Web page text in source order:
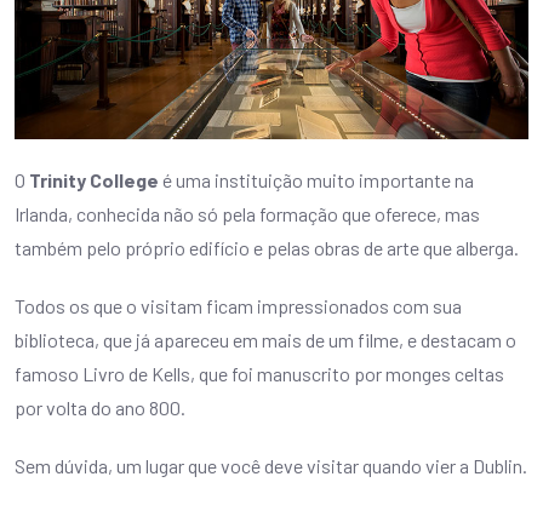
O Trinity College é uma instituição muito importante na
Irlanda, conhecida não só pela formação que oferece, mas
também pelo próprio edifício e pelas obras de arte que alberga.
Todos os que o visitam ficam impressionados com sua
biblioteca, que já apareceu em mais de um filme, e destacam o
famoso Livro de Kells, que foi manuscrito por monges celtas
por volta do ano 800.
Sem dúvida, um lugar que você deve visitar quando vier a Dublin.